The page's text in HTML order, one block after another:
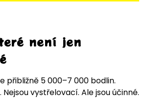
není jen
přibližně 5 000–7 000 bodlin.
Nejsou vystřelovací. Ale jsou účinné.